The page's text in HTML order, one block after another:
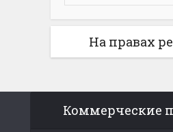
На правах
Коммерческие